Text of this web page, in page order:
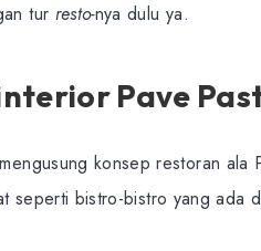
tur resto-nya dulu ya.
Pave
konsep restoran ala
seperti bistro-bistro yang ada